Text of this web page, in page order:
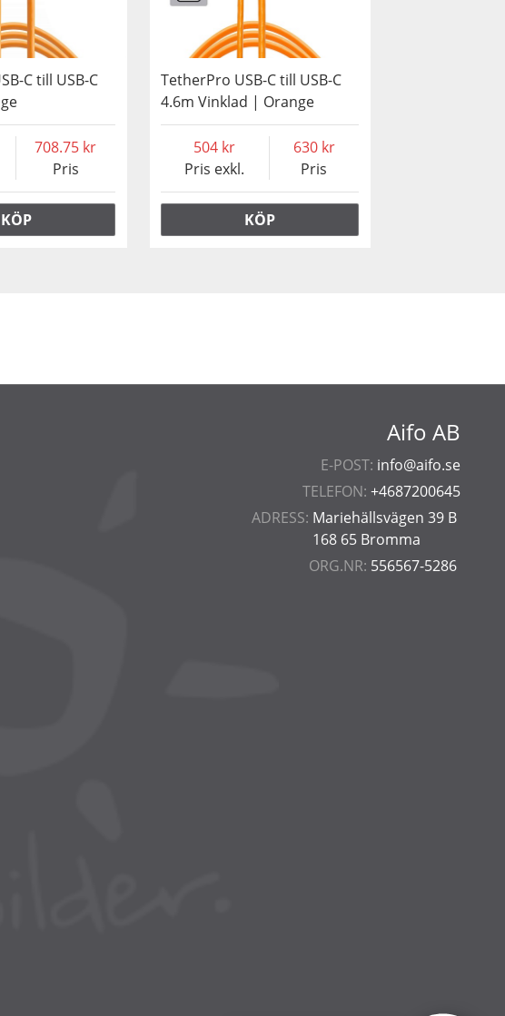
C till USB-C
Pris
708.75
KÖP
TetherPro USB-C till USB-C
4.6m Vinklad | Orange
Pris exkl.
504
Pris
630
KÖP
Aifo AB
E-POST: info@aifo.se
TELEFON: +4687200645
ADRESS: Mariehällsvägen 39 B
168 65 Bromma
ORG.NR: 556567-5286